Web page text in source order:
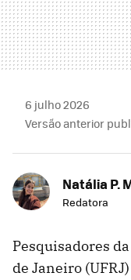
6 julho 2026
Versão anterior
Natália P.
Redatora
Pesquisadores
de Janeiro